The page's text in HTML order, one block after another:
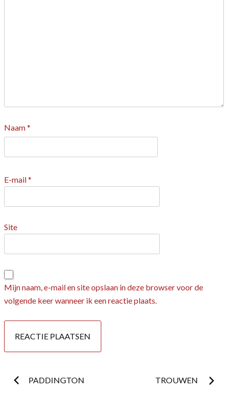
Naam*
E-mail*
Site
Mijn naam, e-mail en site opslaan in deze browser voor de
volgende keer wanneer ik een reactie plaats.
Postnavigatie
PADDINGTON TROUWEN